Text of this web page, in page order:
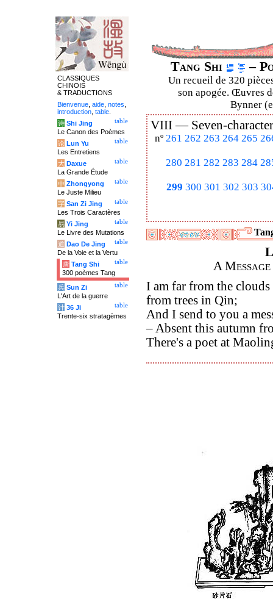
Tang Shi –
Un recueil de 320
son apogée. Œuvres
Bynner
VIII — Seven-
nº 261 262 263 264 265
280 281 282 283 284
299 300 301 302 303
A
I am far from the
from trees in Qin;
And I send to you a
– Absent this autumn
There's a poet at
CLASSIQUES
CHINOIS
& TRADUCTIONS
Bienvenue aide notes
introduction table
table
诗 Shi Jing
Le Canon des Poèmes
table
论 Lun Yu
Les Entretiens
table
大 Daxue
La Grande Étude
table
中 Zhongyong
Le Juste Milieu
table
字 San Zi Jing
Les Trois Caractères
table
易 Yi Jing
Le Livre des Mutations
table
道 Dao De Jing
De la Voie et la Vertu
table
唐 Tang Shi
300 poèmes Tang
table
兵 Sun Zi
L'Art de la guerre
table
计 36 Ji
Trente-six stratagèmes